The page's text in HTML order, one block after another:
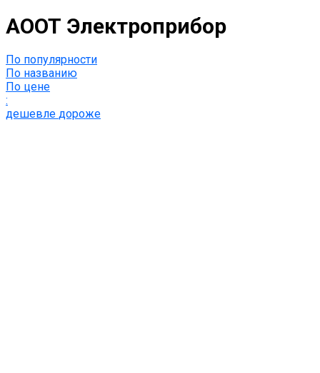
АООТ Электроприбор
По популярности
По названию
По цене
:
дешевле дороже